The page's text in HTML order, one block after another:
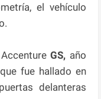
el vehículo
AccentureGS, año
fue hallado en
delanteras